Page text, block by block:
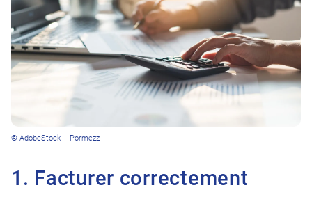
© AdobeStock – Pormezz
1. Facturer correctement